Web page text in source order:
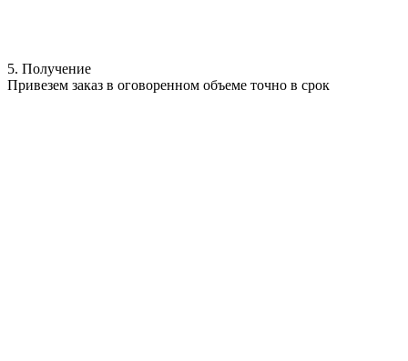
5. Получение
Привезем заказ в оговоренном объеме точно в срок